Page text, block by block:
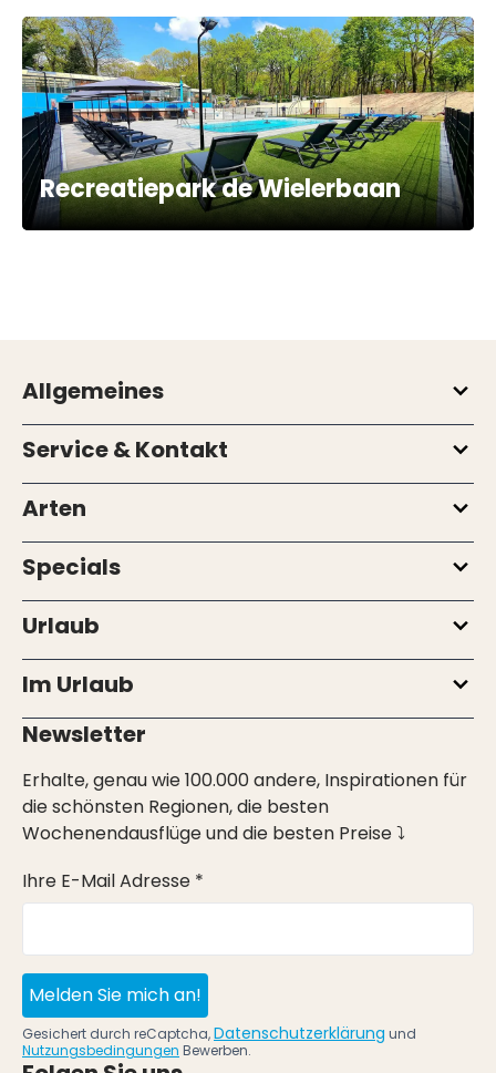
Recreatiepark de Wielerbaan
Allgemeines
Service & Kontakt
Arten
Specials
Urlaub
Im Urlaub
Newsletter
Erhalte, genau wie 100.000 andere, Inspirationen für
die schönsten Regionen, die besten
Wochenendausflüge und die besten Preise ⤵
Ihre E-Mail Adresse *
Melden Sie mich an!
Gesichert durch reCaptcha,Datenschutzerklärung und
Nutzungsbedingungen Bewerben.